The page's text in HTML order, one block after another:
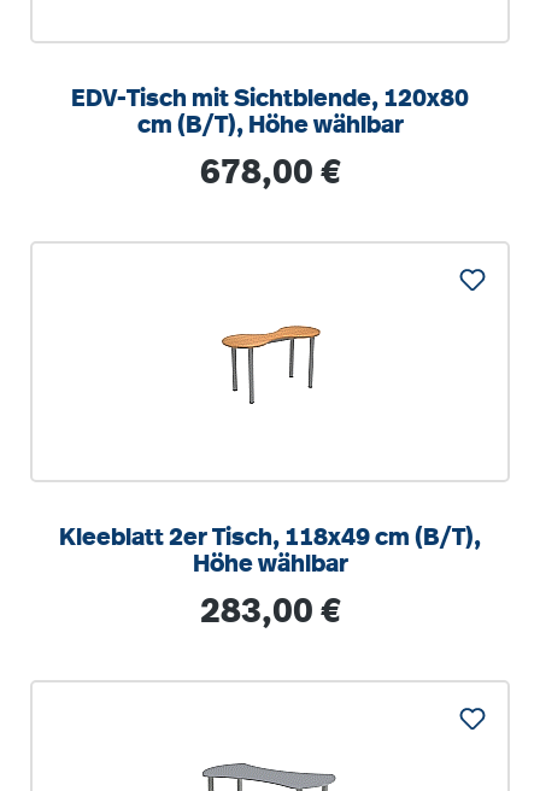
EDV-Tisch mit Sichtblende, 120x80
cm (B/T), Höhe wählbar
Regulärer Preis:
678,00 €
Kleeblatt 2er Tisch, 118x49 cm (B/T),
Höhe wählbar
Regulärer Preis:
283,00 €